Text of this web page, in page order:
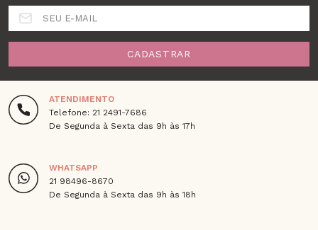
SEU E-MAIL
CADASTRAR
ATENDIMENTO
Telefone: 21 2491-7686
De Segunda à Sexta das 9h às 17h
WHATSAPP
21 98496-8670
De Segunda à Sexta das 9h às 18h